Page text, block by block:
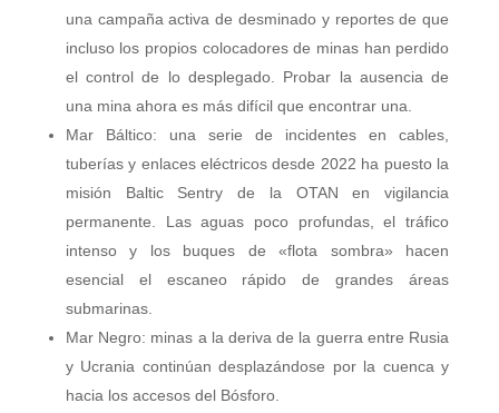
una campaña activa de desminado y reportes de que
incluso los propios colocadores de minas han perdido
el control de lo desplegado. Probar la ausencia de
una mina ahora es más difícil que encontrar una.
Mar Báltico: una serie de incidentes en cables,
tuberías y enlaces eléctricos desde 2022 ha puesto la
misión Baltic Sentry de la OTAN en vigilancia
permanente. Las aguas poco profundas, el tráfico
intenso y los buques de «flota sombra» hacen
esencial el escaneo rápido de grandes áreas
submarinas.
Mar Negro: minas a la deriva de la guerra entre Rusia
y Ucrania continúan desplazándose por la cuenca y
hacia los accesos del Bósforo.